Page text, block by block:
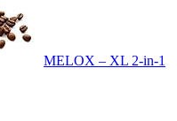
MELOX – XL 2-in-1